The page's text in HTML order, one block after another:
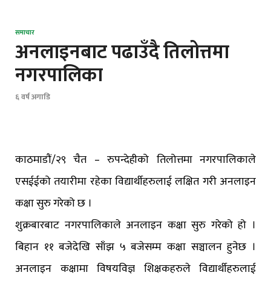
समाचार
अनलाइनबाट पढाउँदै तिलोत्तमा
नगरपालिका
६ वर्ष अगाडि
काठमाडौं/२९ चैत – रुपन्देहीको तिलोत्तमा नगरपालिकाले
एसईईको तयारीमा रहेका विद्यार्थीहरुलाई लक्षित गरी अनलाइन
कक्षा सुरु गरेको छ ।
शुक्रबारबाट नगरपालिकाले अनलाइन कक्षा सुरु गरेको हो ।
बिहान ११ बजेदेखि साँझ ५ बजेसम्म कक्षा सञ्चालन हुनेछ ।
अनलाइन कक्षामा विषयविज्ञ शिक्षकहरुले विद्यार्थीहरुलाई